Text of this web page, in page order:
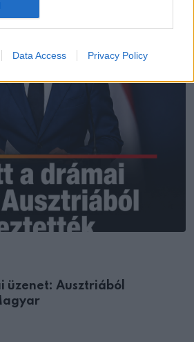
Data Access Privacy Policy
üzenet: Ausztriából